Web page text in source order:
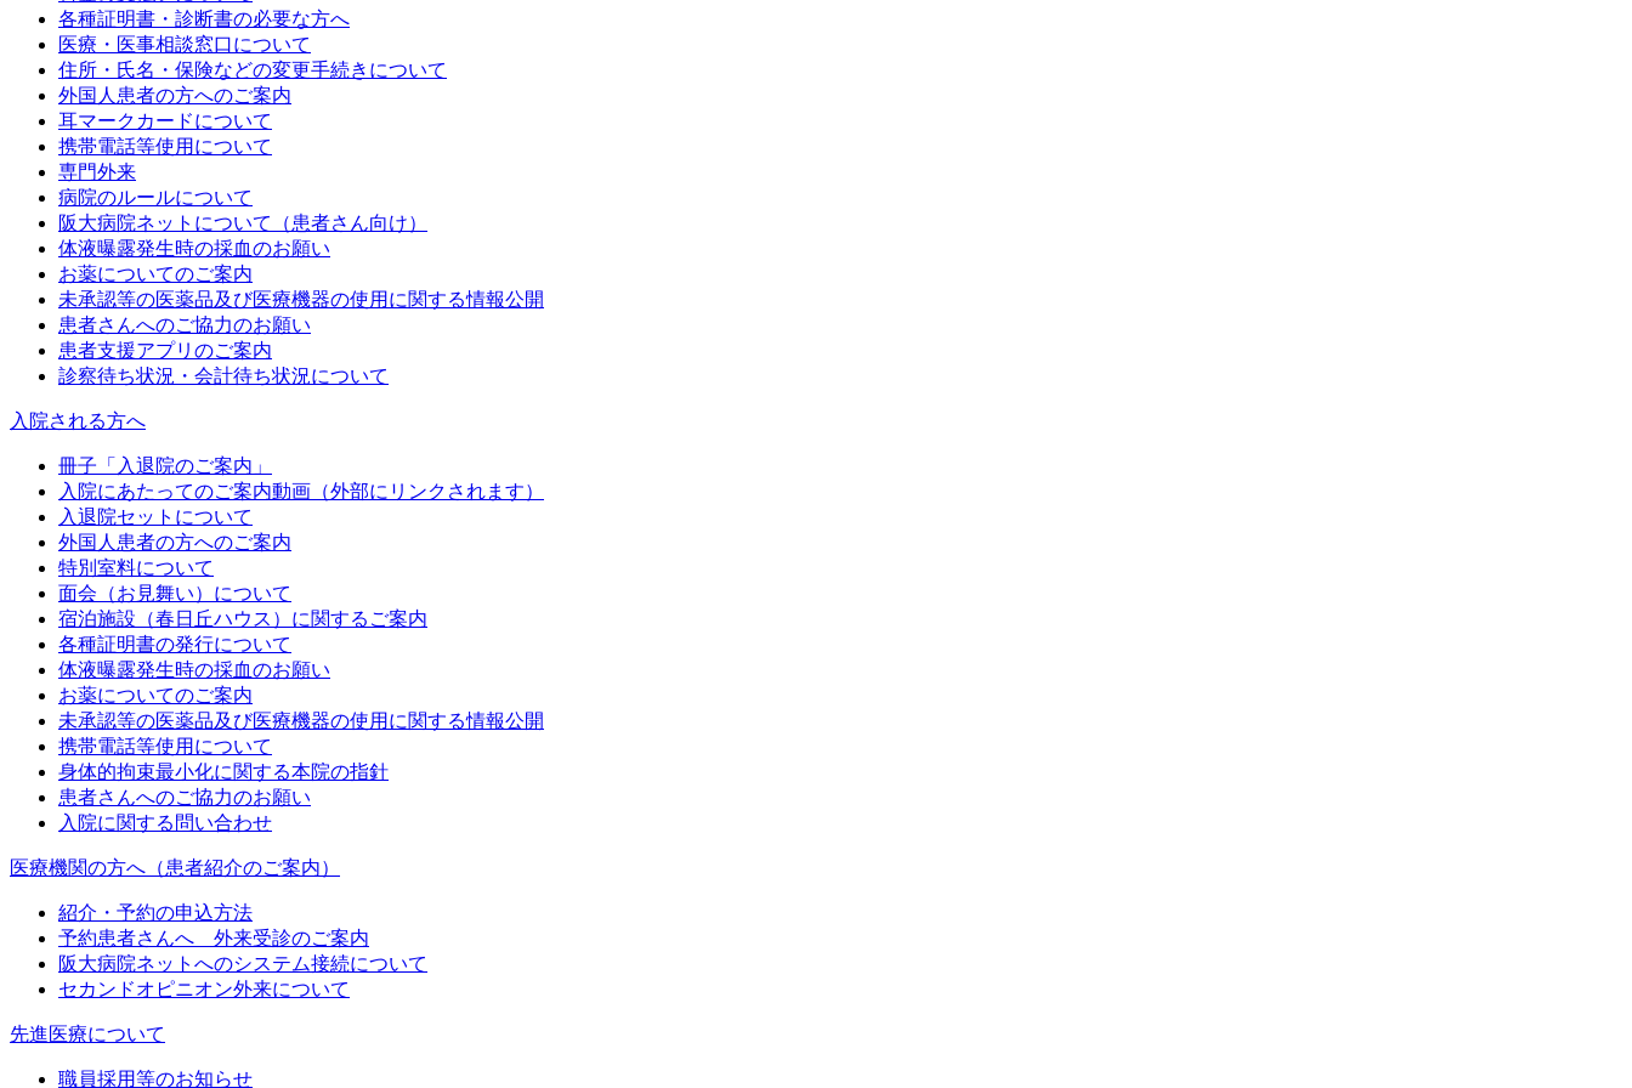
各種証明書・診断書の必要な方へ
医療・医事相談窓口について
住所・氏名・保険などの変更手続きについて
外国人患者の方へのご案内
耳マークカードについて
携帯電話等使用について
専門外来
病院のルールについて
阪大病院ネットについて（患者さん向け）
体液曝露発生時の採血のお願い
お薬についてのご案内
未承認等の医薬品及び医療機器の使用に関する情報公開
患者さんへのご協力のお願い
患者支援アプリのご案内
診察待ち状況・会計待ち状況について
入院される方へ
冊子「入退院のご案内」
入院にあたってのご案内動画（外部にリンクされます）
入退院セットについて
外国人患者の方へのご案内
特別室料について
面会（お見舞い）について
宿泊施設（春日丘ハウス）に関するご案内
各種証明書の発行について
体液曝露発生時の採血のお願い
お薬についてのご案内
未承認等の医薬品及び医療機器の使用に関する情報公開
携帯電話等使用について
身体的拘束最小化に関する本院の指針
患者さんへのご協力のお願い
入院に関する問い合わせ
医療機関の方へ（患者紹介のご案内）
紹介・予約の申込方法
予約患者さんへ 外来受診のご案内
阪大病院ネットへのシステム接続について
セカンドオピニオン外来について
先進医療について
職員採用等のお知らせ